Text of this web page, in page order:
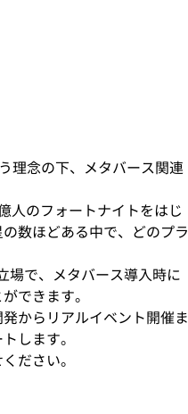
理念の下、メタバース関連
人のフォートナイトをはじ
数ほどある中で、どのプラ
場で、メタバース導入時に
できます。
からリアルイベント開催ま
します。
ださい。